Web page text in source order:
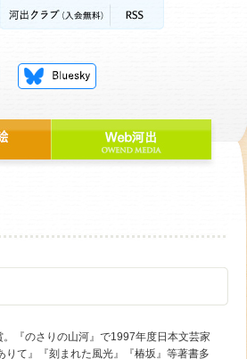
『のさりの山河』で1997年度日本文芸家
て』『刻まれた風光』『椿坂』等著書多